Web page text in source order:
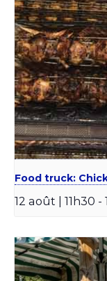
Food truck:
12 août | 11h30 -